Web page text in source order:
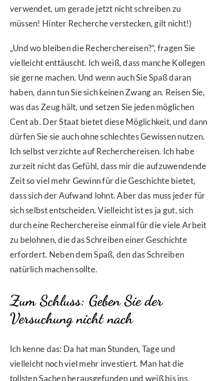
verwendet, um gerade jetzt nicht schreiben zu
müssen! Hinter Recherche verstecken, gilt nicht!)
„Und wo bleiben die Recherchereisen?“, fragen Sie
vielleicht enttäuscht. Ich weiß, dass manche Kollegen
sie gerne machen. Und wenn auch Sie Spaß daran
haben, dann tun Sie sich keinen Zwang an. Reisen Sie,
was das Zeug hält, und setzen Sie jeden möglichen
Cent ab. Der Staat bietet diese Möglichkeit, und dann
dürfen Sie sie auch ohne schlechtes Gewissen nutzen.
Ich selbst verzichte auf Recherchereisen. Ich habe
zurzeit nicht das Gefühl, dass mir die aufzuwendende
Zeit so viel mehr Gewinn für die Geschichte bietet,
dass sich der Aufwand lohnt. Aber das muss jeder für
sich selbst entscheiden. Vielleicht ist es ja gut, sich
durch eine Recherchereise einmal für die viele Arbeit
zu belohnen, die das Schreiben einer Geschichte
erfordert. Neben dem Spaß, den das Schreiben
natürlich machen sollte.
Zum Schluss: Geben Sie der
Versuchung nicht nach
Ich kenne das: Da hat man Stunden, Tage und
vielleicht noch viel mehr investiert. Man hat die
tollsten Sachen herausgefunden und weiß bis ins